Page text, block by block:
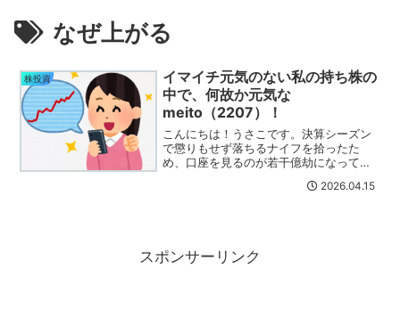
なぜ上がる
株投資
イマイチ元気のない私の持ち株の
中で、何故か元気な
meito（2207）！
こんにちは！うさこです。決算シーズン
で懲りもせず落ちるナイフを拾ったた
め、口座を見るのが若干億劫になってい
し・・・今後さらに荒れまくる予感がし
2026.04.15
スポンサーリンク